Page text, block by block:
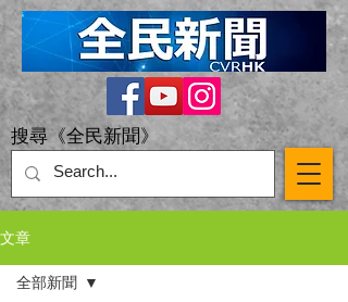
搜尋《全民新聞》
文章
全部新聞